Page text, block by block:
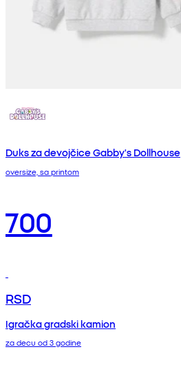
Duks za devojčice Gabby's Dollhouse
oversize, sa printom
700
RSD
Igračka gradski kamion
za decu od 3 godine